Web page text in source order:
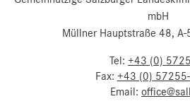
mbH
Müllner Hauptstraße 48,
Tel: +43 (0)
Fax: +43 (0)
Email: